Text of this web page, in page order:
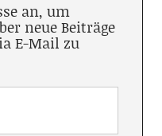
an, um
neue Beiträge
E-Mail zu